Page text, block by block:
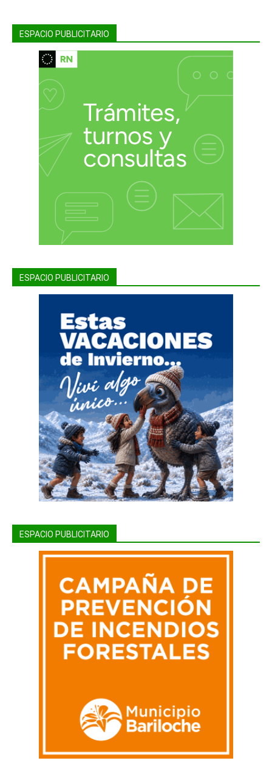
ESPACIO PUBLICITARIO
ESPACIO PUBLICITARIO
ESPACIO PUBLICITARIO